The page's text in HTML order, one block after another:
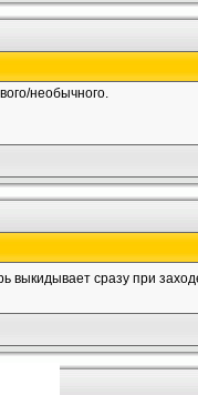
необычного.
выкидывает сразу при